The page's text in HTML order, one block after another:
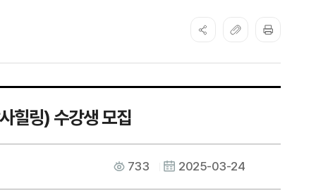
힐링) 수강생 모집
733 2025-03-24